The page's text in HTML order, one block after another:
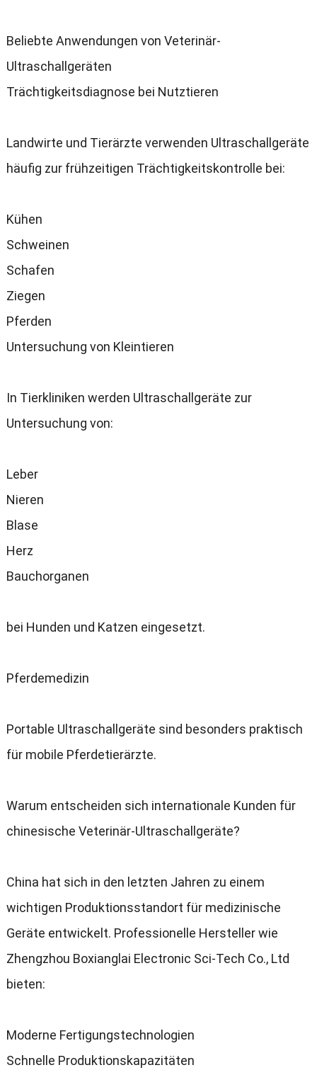
Beliebte Anwendungen von Veterinär-
Ultraschallgeräten
Trächtigkeitsdiagnose bei Nutztieren
Landwirte und Tierärzte verwenden Ultraschallgeräte
häufig zur frühzeitigen Trächtigkeitskontrolle bei:
Kühen
Schweinen
Schafen
Ziegen
Pferden
Untersuchung von Kleintieren
In Tierkliniken werden Ultraschallgeräte zur
Untersuchung von:
Leber
Nieren
Blase
Herz
Bauchorganen
bei Hunden und Katzen eingesetzt.
Pferdemedizin
Portable Ultraschallgeräte sind besonders praktisch
für mobile Pferdetierärzte.
Warum entscheiden sich internationale Kunden für
chinesische Veterinär-Ultraschallgeräte?
China hat sich in den letzten Jahren zu einem
wichtigen Produktionsstandort für medizinische
Geräte entwickelt. Professionelle Hersteller wie
Zhengzhou Boxianglai Electronic Sci-Tech Co., Ltd
bieten:
Moderne Fertigungstechnologien
Schnelle Produktionskapazitäten